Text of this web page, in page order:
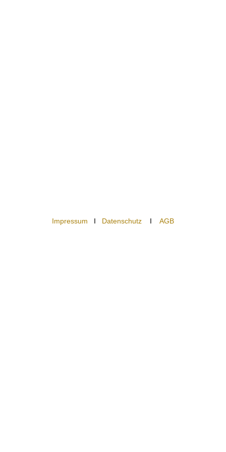
Impressum I DatenschutzI AGB